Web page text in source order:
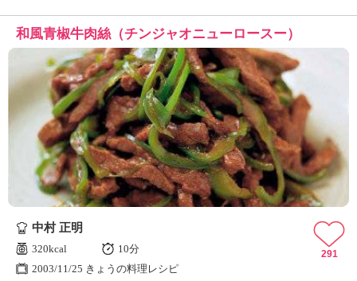
和風青椒牛肉絲（チンジャオニューロースー）
中村 正明
320kcal
10分
2003/11/25 きょうの料理レシピ
291